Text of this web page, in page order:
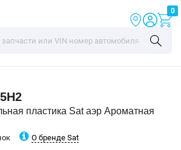
0
пластика Sat аэр Ароматная
О бренде Sat